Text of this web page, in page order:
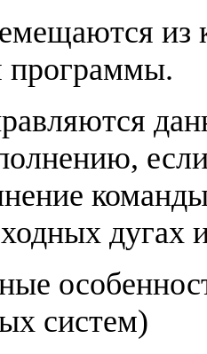
из
программы.
дугах
систем)